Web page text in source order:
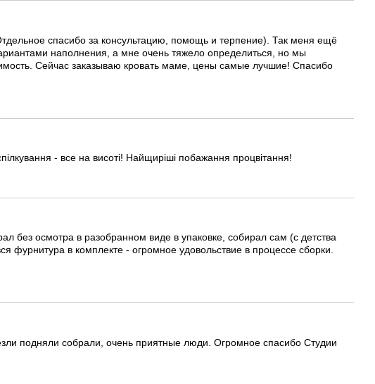
спасибо за консультацию, помощь и терпение). Так меня ещё
наполнения, а мне очень тяжело определиться, но мы
Сейчас заказываю кровать маме, цены самые лучшие! Спасибо
- все на висоті! Найщиріші побажання процвітання!
без осмотра в разобранном виде в упаковке, собирал сам (с детства
фурнитура в комплекте - огромное удовольствие в процессе сборки.
подняли собрали, очень приятные люди. Огромное спасибо Студии